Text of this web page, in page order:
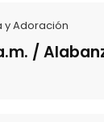
y Adoración
/